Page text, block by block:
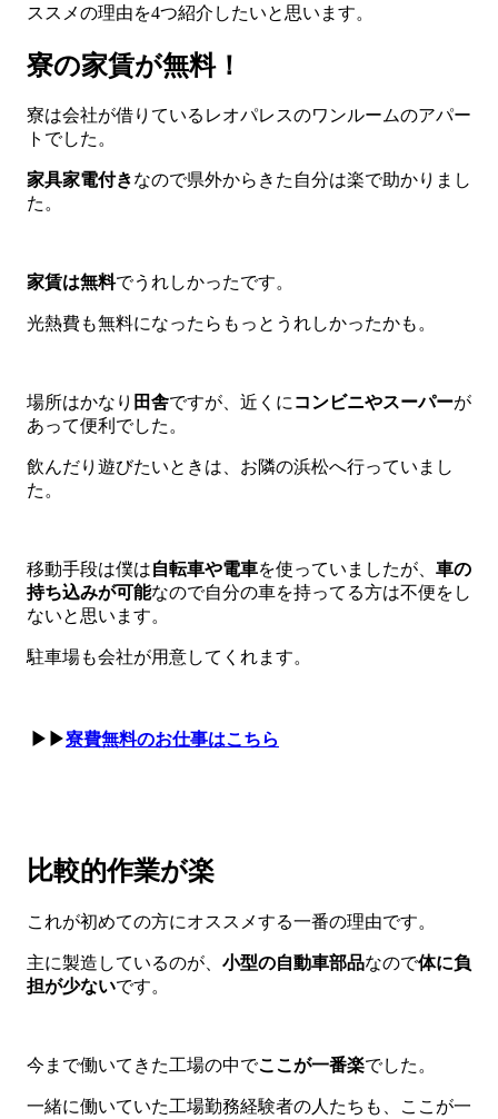
ススメの理由を4つ紹介したいと思います。
寮の家賃が無料！
寮は会社が借りているレオパレスのワンルームのアパー
トでした。
家具家電付きなので県外からきた自分は楽で助かりまし
た。
家賃は無料でうれしかったです。
光熱費も無料になったらもっとうれしかったかも。
場所はかなり 田舎ですが、近くにコンビニやスーパーが
あって便利でした。
飲んだり遊びたいときは、お隣の浜松へ行っていまし
た。
移動手段は僕は自転車や電車を使っていましたが、 車の
持ち込みが可能なので自分の車を持ってる方は不便をし
ないと思います。
駐車場も会社が用意してくれます。
▶▶寮費無料のお仕事はこちら
比較的作業が楽
これが初めての方にオススメする一番の理由です。
主に製造しているのが、 小型の自動車部品なので体に負
担が少ないです。
今まで働いてきた工場の中でここが一番楽でした。
一緒に働いていた工場勤務経験者の人たちも、ここが一